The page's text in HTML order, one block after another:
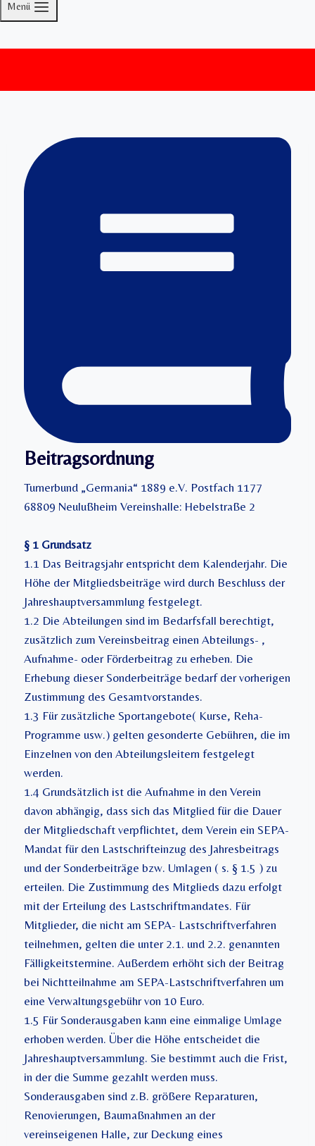
Menü
Beitragsordnung
Turnerbund „Germania“ 1889 e.V. Postfach 1177
68809 Neulußheim Vereinshalle: Hebelstraße 2
§ 1 Grundsatz
1.1 Das Beitragsjahr entspricht dem Kalenderjahr. Die
Höhe der Mitgliedsbeiträge wird durch Beschluss der
Jahreshauptversammlung festgelegt.
1.2 Die Abteilungen sind im Bedarfsfall berechtigt,
zusätzlich zum Vereinsbeitrag einen Abteilungs- ,
Aufnahme- oder Förderbeitrag zu erheben. Die
Erhebung dieser Sonderbeiträge bedarf der vorherigen
Zustimmung des Gesamtvorstandes.
1.3 Für zusätzliche Sportangebote( Kurse, Reha-
Programme usw.) gelten gesonderte Gebühren, die im
Einzelnen von den Abteilungsleitern festgelegt
werden.
1.4 Grundsätzlich ist die Aufnahme in den Verein
davon abhängig, dass sich das Mitglied für die Dauer
der Mitgliedschaft verpflichtet, dem Verein ein SEPA-
Mandat für den Lastschrifteinzug des Jahresbeitrags
und der Sonderbeiträge bzw. Umlagen ( s. § 1.5 ) zu
erteilen. Die Zustimmung des Mitglieds dazu erfolgt
mit der Erteilung des Lastschriftmandates. Für
Mitglieder, die nicht am SEPA- Lastschriftverfahren
teilnehmen, gelten die unter 2.1. und 2.2. genannten
Fälligkeitstermine. Außerdem erhöht sich der Beitrag
bei Nichtteilnahme am SEPA-Lastschriftverfahren um
eine Verwaltungsgebühr von 10 Euro.
1.5 Für Sonderausgaben kann eine einmalige Umlage
erhoben werden. Über die Höhe entscheidet die
Jahreshauptversammlung. Sie bestimmt auch die Frist,
in der die Summe gezahlt werden muss.
Sonderausgaben sind z.B. größere Reparaturen,
Renovierungen, Baumaßnahmen an der
vereinseigenen Halle, zur Deckung eines